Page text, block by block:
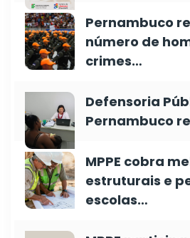
Pernambuco
número de
crimes…
Defensoria
Pernambuco
MPPE cobra
estruturais e
escolas…